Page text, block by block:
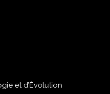
et d’Évolution